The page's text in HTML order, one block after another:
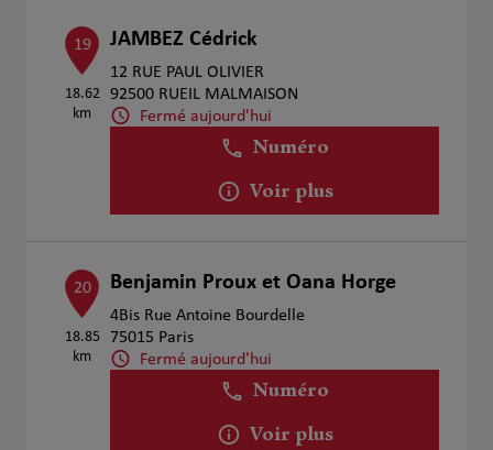
19
18.62
km
JAMBEZ Cédrick
12 RUE PAUL OLIVIER
92500 RUEIL MALMAISON
Fermé aujourd'hui
Numéro
Voir plus
20
18.85
km
Benjamin Proux et Oana Horge
4Bis Rue Antoine Bourdelle
75015 Paris
Fermé aujourd'hui
Numéro
Voir plus